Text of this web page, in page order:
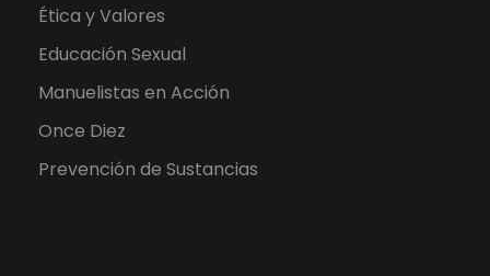
Ética y Valores
Educación Sexual
Manuelistas en Acción
Once Diez
Prevención de Sustancias